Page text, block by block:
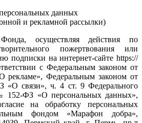
данных
и рекламной рассылки)
осуществляя действия по
пожертвования или
подписки на интернет-сайте https://
с Федеральным законом от
Федеральным законом от
«О связи», ч. 4 ст. 9 Федерального
152-ФЗ «О персональных данных»,
на обработку персональных
фондом «Марафон добра»,